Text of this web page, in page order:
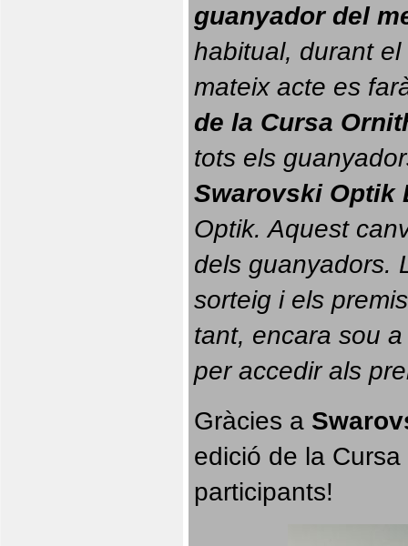
guanyador del
habitual, durant el
mateix acte es
de la Cursa
tots els
Swarovski Optik
Optik. Aquest
dels guanyadors.
sorteig i els
tant, encara sou
per accedir als
Gràcies a
edició de la
participants!